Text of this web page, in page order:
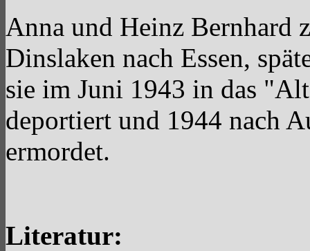
Anna und Heinz Bernhard
Dinslaken nach Essen,
sie im Juni 1943 in das
deportiert und 1944 nach
ermordet.
Literatur: